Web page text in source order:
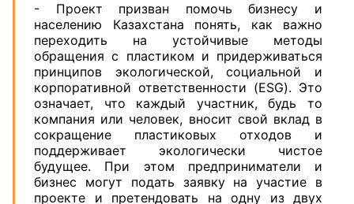
- Проект призван помочь бизнесу и
населению Казахстана понять, как важно
переходить на устойчивые методы
обращения с пластиком и придерживаться
принципов экологической, социальной и
корпоративной ответственности (ESG). Это
означает, что каждый участник, будь то
компания или человек, вносит свой вклад в
сокращение пластиковых отходов и
поддерживает экологически чистое
будущее. При этом предприниматели и
бизнес могут подать заявку на участие в
проекте и претендовать на одну из двух